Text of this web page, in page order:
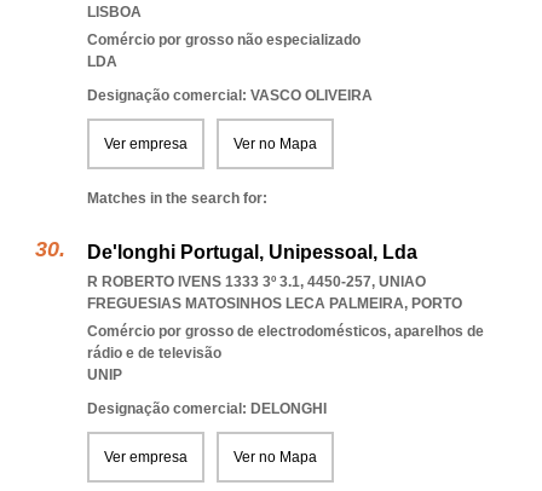
LISBOA
Comércio por grosso não especializado
LDA
Designação comercial: VASCO OLIVEIRA
Ver empresa Ver no Mapa
Matches in the search for:
De'longhi Portugal, Unipessoal, Lda
R ROBERTO IVENS 1333 3º 3.1, 4450-257, UNIAO
FREGUESIAS MATOSINHOS LECA PALMEIRA, PORTO
Comércio por grosso de electrodomésticos, aparelhos de
rádio e de televisão
UNIP
Designação comercial: DELONGHI
Ver empresa Ver no Mapa